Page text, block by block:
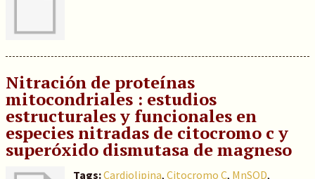
Nitración de proteínas
mitocondriales : estudios
estructurales y funcionales en
especies nitradas de citocromo c y
superóxido dismutasa de magneso
Tags:Cardiolipina, Citocromo C, MnSOD,